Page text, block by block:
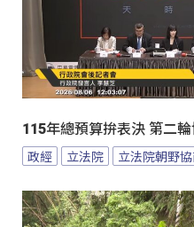
115年總預算拚表決 第二
政經 立法院 立法院朝野